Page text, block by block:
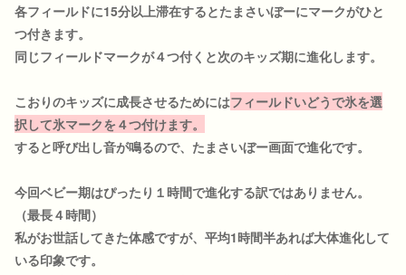
各フィールドに15分以上滞在するとたまさいぼーにマークがひと
つ付きます。
同じフィールドマークが４つ付くと次のキッズ期に進化します。
こおりのキッズに成長させるためにはフィールドいどうで氷を選
択して氷マークを４つ付けます。
すると呼び出し音が鳴るので、たまさいぼー画面で進化です。
今回ベビー期はぴったり１時間で進化する訳ではありません。
（最長４時間）
私がお世話してきた体感ですが、平均1時間半あれば大体進化して
いる印象です。